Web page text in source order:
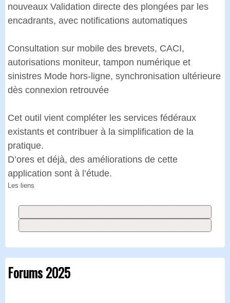
nouveaux Validation directe des plongées par les
encadrants, avec notifications automatiques
Consultation sur mobile des brevets, CACI,
autorisations moniteur, tampon numérique et
sinistres Mode hors-ligne, synchronisation ultérieure
dès connexion retrouvée
Cet outil vient compléter les services fédéraux
existants et contribuer à la simplification de la
pratique.
D’ores et déjà, des améliorations de cette
application sont à l’étude.
Les liens
Forums 2025